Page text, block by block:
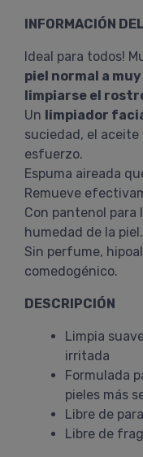
INFORMACIÓN
Ideal para todos!
piel normal a
limpiarse el
Un limpiador
suciedad, el
esfuerzo.
Espuma aireada
Remueve
Con pantenol para
humedad de la piel.
Sin perfume,
comedogénico.
DESCRIPCIÓN
Limpia
irritada
Formulada
pieles más
Libre de
Libre de